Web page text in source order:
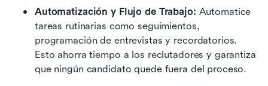
Automatización y Flujo de Trabajo: Automatice
tareas rutinarias como seguimientos,
programación de entrevistas y recordatorios.
Esto ahorra tiempo a los reclutadores y garantiza
que ningún candidato quede fuera del proceso.